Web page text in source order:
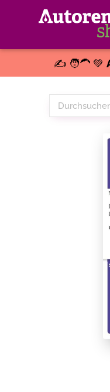
✍️ 🧑‍🦱 💚
Durchsuchen
Sie